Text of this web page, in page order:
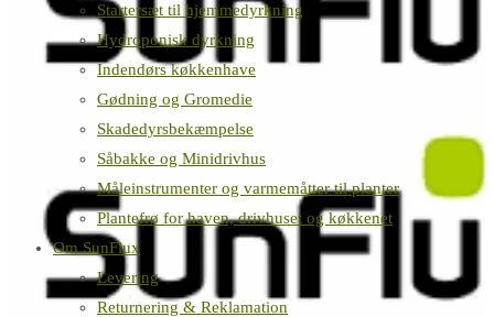
Startersæt til hjemmedyrkning
Hydroponisk dyrkning
Indendørs køkkenhave
Gødning og Gromedie
Skadedyrsbekæmpelse
Såbakke og Minidrivhus
Måleinstrumenter og varmemåtter til planter
Plantefrø for haven, drivhuset og køkkenet
Om SunFlux
Levering
Returnering & Reklamation